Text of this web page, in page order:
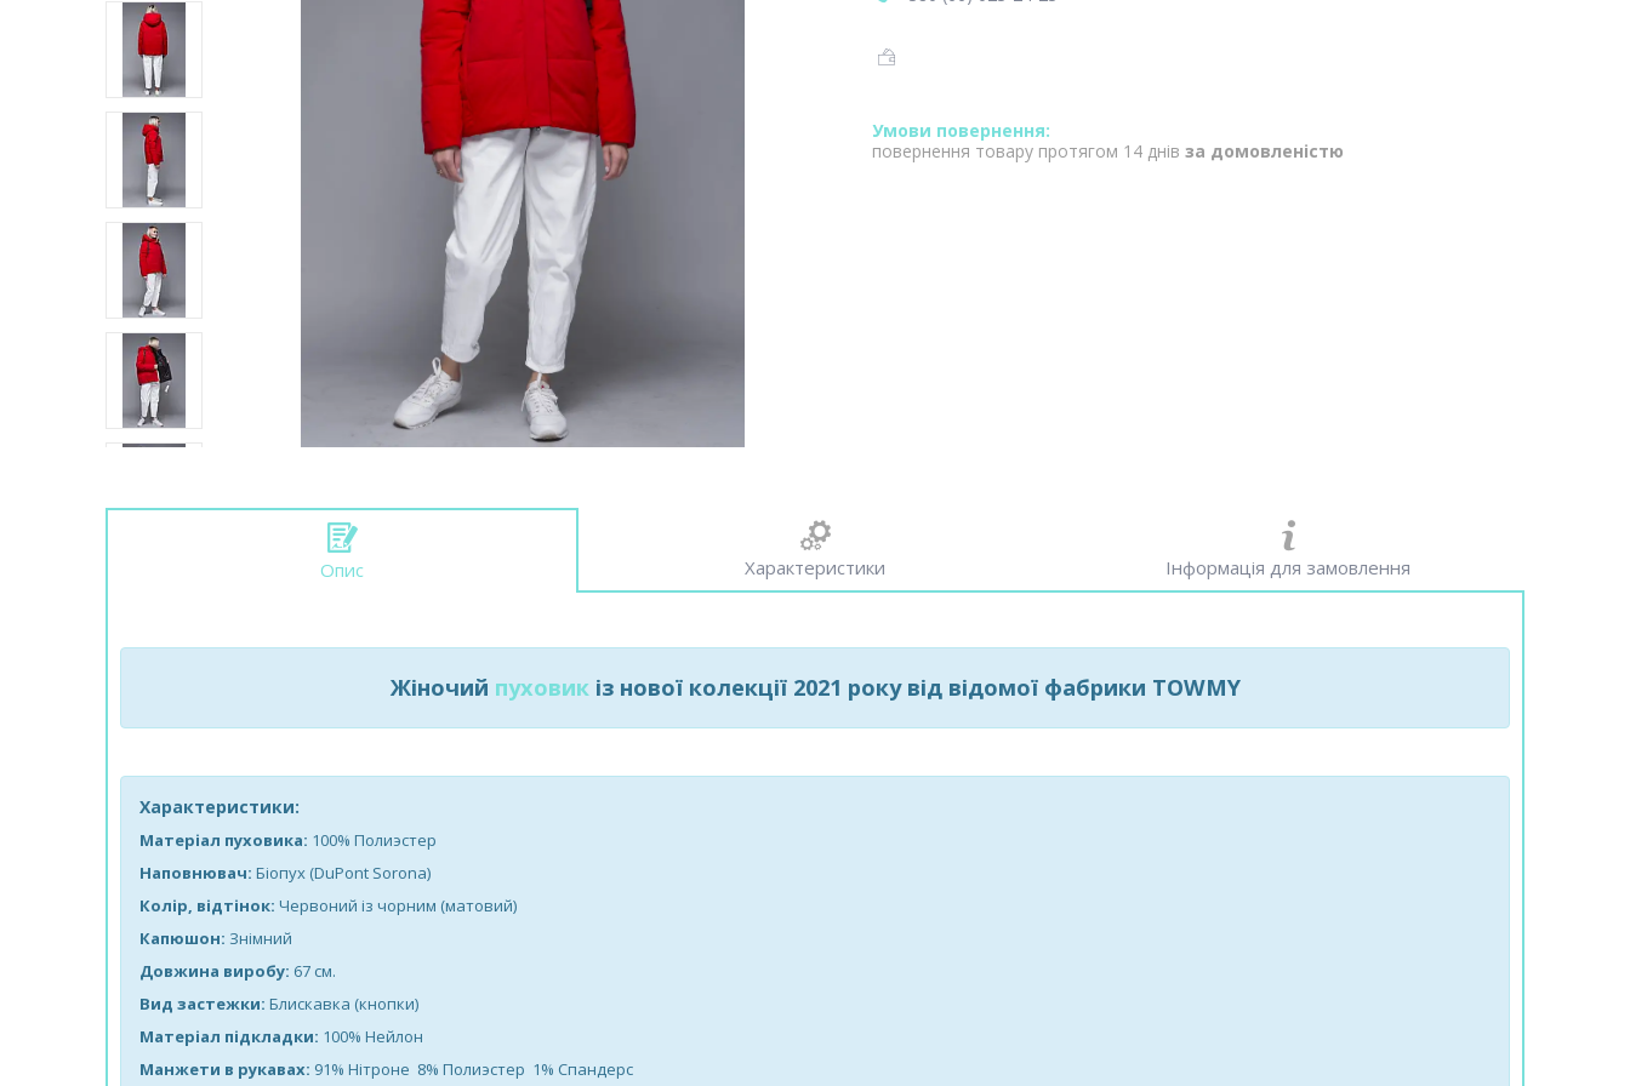
повернення товару протягом 14 днів за домовленістю
Опис Характеристики Інформація для замовлення
Жіночий пуховикіз нової колекції 2021 року від відомої фабрики TOWMY
Характеристики:
Матеріал пуховика: 100% Полиэстер
Наповнювач: Біопух (DuPont Sorona)
Колір, відтінок: Червоний із чорним (матовий)
Капюшон: Знімний
Довжина виробу: 67 см.
Вид застежки: Блискавка (кнопки)
Матеріал підкладки: 100% Нейлон
Манжети в рукавах: 91% Нітроне 8% Полиэстер 1% Спандерс